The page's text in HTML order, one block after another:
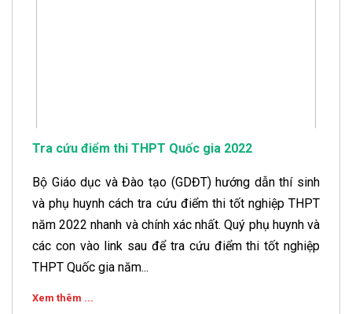
Tra cứu điểm thi THPT Quốc gia 2022
Bộ Giáo dục và Đào tạo (GDĐT) hướng dẫn thí sinh
và phụ huynh cách tra cứu điểm thi tốt nghiệp THPT
năm 2022 nhanh và chính xác nhất. Quý phụ huynh và
các con vào link sau để tra cứu điểm thi tốt nghiệp
THPT Quốc gia năm...
Xem thêm ...